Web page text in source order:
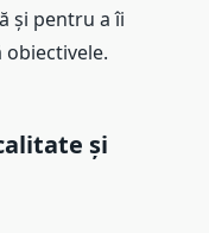
și pentru a îi
obiectivele.
și